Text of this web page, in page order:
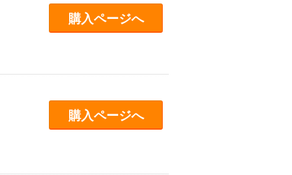
購入ページへ
購入ページへ